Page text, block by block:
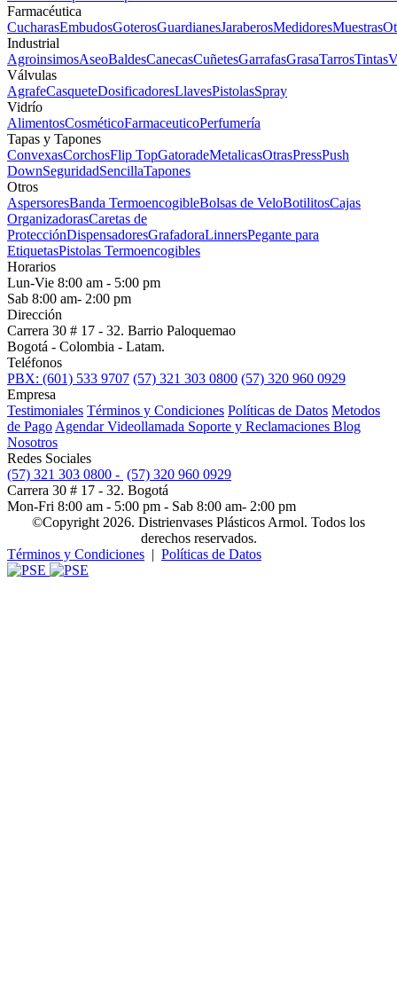
Farmacéutica
CucharasEmbudosGoterosGuardianesJaraberosMedidoresMuestras
Industrial
AgroinsimosAseoBaldesCanecasCuñetesGarrafasGrasaTarrosTintas
Válvulas
AgrafeCasqueteDosificadoresLlavesPistolasSpray
Vidrío
AlimentosCosméticoFarmaceuticoPerfumería
Tapas y Tapones
ConvexasCorchosFlip TopGatoradeMetalicasOtrasPressPush
DownSeguridadSencillaTapones
Otros
AspersoresBanda TermoencogibleBolsas de VeloBotilitosCajas
OrganizadorasCaretas de
ProtecciónDispensadoresGrafadoraLinnersPegante para
EtiquetasPistolas Termoencogibles
Horarios
Lun-Vie 8:00 am - 5:00 pm
Sab 8:00 am- 2:00 pm
Dirección
Carrera 30 # 17 - 32. Barrio Paloquemao
Bogotá - Colombia - Latam.
Teléfonos
PBX: (601) 533 9707 (57) 321 303 0800 (57) 320 960 0929
Empresa
Testimoniales Términos y Condiciones Políticas de Datos Metodos
de Pago Agendar Videollamada Soporte y Reclamaciones Blog
Nosotros
Redes Sociales
(57) 321 303 0800 - (57) 320 960 0929
Carrera 30 # 17 - 32. Bogotá
Mon-Fri 8:00 am - 5:00 pm - Sab 8:00 am- 2:00 pm
©Copyright 2026. Distrienvases Plásticos Armol. Todos los
derechos reservados.
Términos y Condiciones | Políticas de Datos